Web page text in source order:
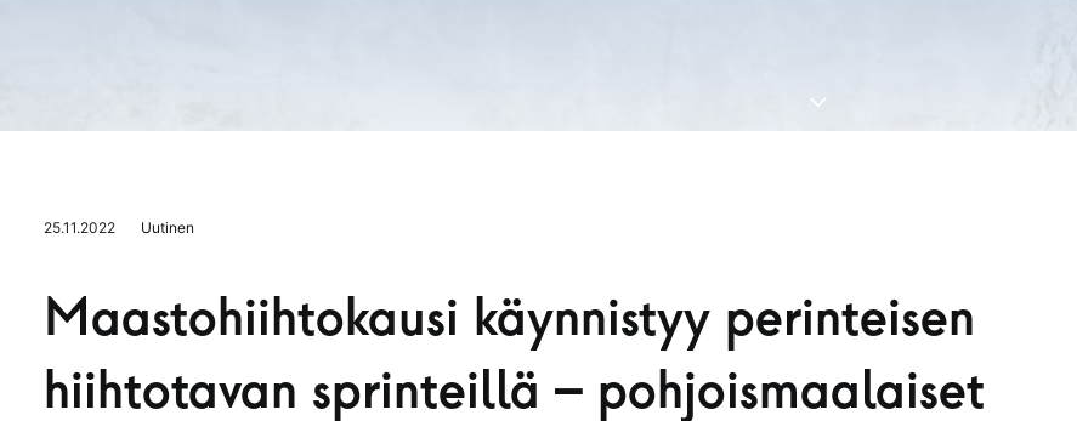
25.11.2022 Uutinen
Maastohiihtokausi käynnistyy perinteisen
hiihtotavan sprinteillä – pohjoismaalaiset